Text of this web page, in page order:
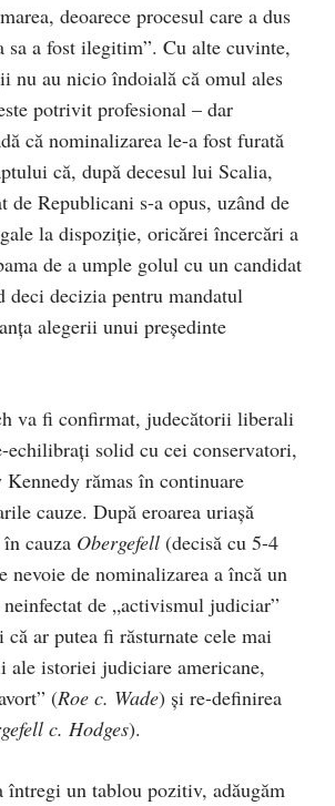
deoarece procesul care a dus
sa a fost ilegitim”. Cu alte cuvinte,
nu au nicio îndoială că omul ales
potrivit profesional – dar
că nominalizarea le-a fost furată
că, după decesul lui Scalia,
de Republicani s-a opus, uzând de
la dispoziție, oricărei încercări a
de a umple golul cu un candidat
deci decizia pentru mandatul
alegerii unui președinte
va fi confirmat, judecătorii liberali
echilibrați solid cu cei conservatori,
rămas în continuare
cauze. După eroarea uriașă
cauza Obergefell (decisă cu 5-4
nevoie de nominalizarea a încă un
de „activismul judiciar”
ar putea fi răsturnate cele mai
ale istoriei judiciare americane,
(Roe c. Wade) și re-definirea
c. Hodges).
întregi un tablou pozitiv, adăugăm